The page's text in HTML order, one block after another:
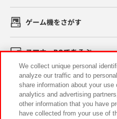
ゲーム機をさがす
スマホ・PCであそぶ
イベント・キャンペーン
We collect unique personal
analyze our traffic and to
share information about your use
analytics and advertising
other information that you have
have collected from your use of